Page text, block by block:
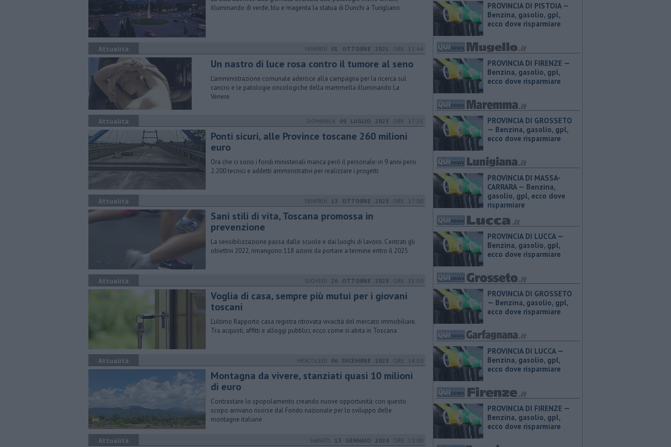
illuminando di verde, blu e magenta la statua di Dunchi a Turigliano
Attualità VENERDÌ 01 OTTOBRE 2021 ORE 11:44
Un nastro di luce rosa contro il tumore al seno
L'amministrazione comunale aderisce alla campagna per la ricerca sul
cancro e le patologie oncologiche della mammella illuminando La
Venere
Attualità DOMENICA 09 LUGLIO 2023 ORE 17:25
Ponti sicuri, alle Province toscane 260 milioni
euro
Ora che ci sono i fondi ministeriali manca però il personale: in 9 anni persi
2.200 tecnici e addetti amministrativi per realizzare i progetti
Attualità VENERDÌ 13 OTTOBRE 2023 ORE 17:00
Sani stili di vita, Toscana promossa in
prevenzione
La sensibilizzazione passa dalle scuole e dai luoghi di lavoro. Centrati gli
obiettivi 2022, rimangono 118 azioni da portare a termine entro il 2025
Attualità GIOVEDÌ 26 OTTOBRE 2023 ORE 15:50
Voglia di casa, sempre più mutui per i giovani
toscani
L'ultimo Rapporto casa registra ritrovata vivacità del mercato immobiliare.
Tra acquisti, affitti e alloggi pubblici, ecco come si abita in Toscana
Attualità MERCOLEDÌ 06 DICEMBRE 2023 ORE 14:50
Montagna da vivere, stanziati quasi 10 milioni
di euro
Contrastare lo spopolamento creando nuove opportunità: con questo
scopo arrivano risorse dal Fondo nazionale per lo sviluppo delle
montagne italiane
Attualità SABATO 13 GENNAIO 2024 ORE 13:00
PROVINCIA DI PISTOIA — ​
Benzina, gasolio, gpl,
ecco dove risparmiare
PROVINCIA DI FIRENZE — ​
Benzina, gasolio, gpl,
ecco dove risparmiare
PROVINCIA DI GROSSETO
— ​Benzina, gasolio, gpl,
ecco dove risparmiare
PROVINCIA DI MASSA-
CARRARA — ​Benzina,
gasolio, gpl, ecco dove
risparmiare
PROVINCIA DI LUCCA — ​
Benzina, gasolio, gpl,
ecco dove risparmiare
PROVINCIA DI GROSSETO
— ​Benzina, gasolio, gpl,
ecco dove risparmiare
PROVINCIA DI LUCCA — ​
Benzina, gasolio, gpl,
ecco dove risparmiare
PROVINCIA DI FIRENZE — ​
Benzina, gasolio, gpl,
ecco dove risparmiare